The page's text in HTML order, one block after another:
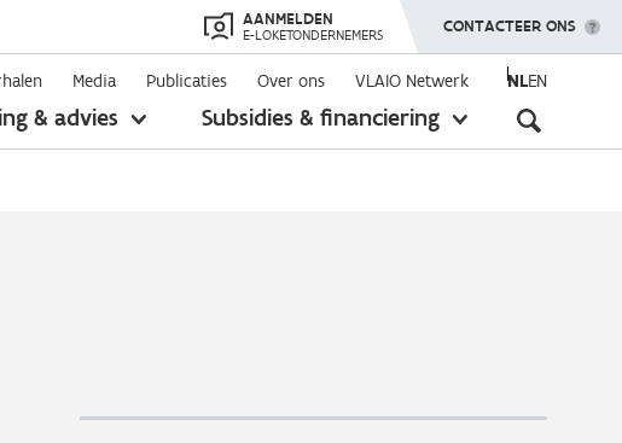
AANMELDEN
E-LOKETONDERNEMERS TOON MENU
CONTACTEER ONS
Media Publicaties Over ons VLAIO Netwerk NLEN
& advies
toon
Subsidies & financiering
toon